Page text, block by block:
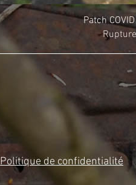
Patch
Politique de confidentialité